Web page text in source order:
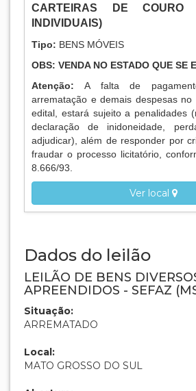
CARTEIRAS DE COURO
INDIVIDUAIS)
Tipo: BENS MÓVEIS
OBS: VENDA NO ESTADO QUE SE
Atenção:A falta de
arrematação e demais despesas
edital, estará sujeito a penalidades
declaração de inidoneidade,
adjudicar), além de responder por
fraudar o processo licitatório,
8.666/93.
Ver local
Dados do leilão
LEILÃO DE BENS
APREENDIDOS - SEFAZ
Situação:
ARREMATADO
Local:
MATO GROSSO DO SUL